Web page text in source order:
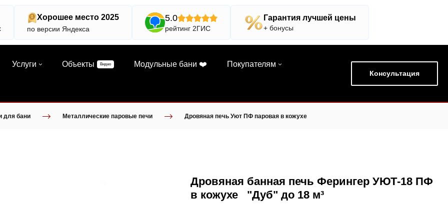
Хорошее место 2025
по версии Яндекса
5.0
рейтинг 2ГИС
Гарантия лучшей цены
+ бонусы
Услуги Объекты Видео Модульные бани ❤️ Покупателям
Консультация
для бани Металлические паровые печи Дровяная печь Уют ПФ паровая в кожухе
Дровяная банная печь Ферингер УЮТ-18 ПФ
в кожухе "Дуб" до 18 м³